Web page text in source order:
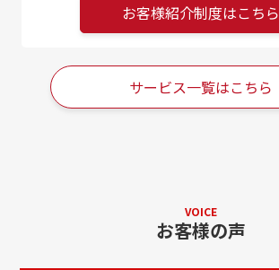
お客様紹介制度はこちら
サービス一覧はこちら
VOICE
お客様の声